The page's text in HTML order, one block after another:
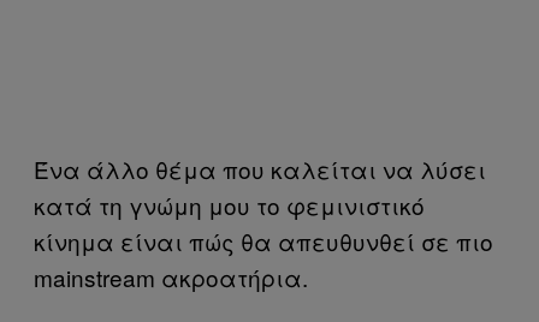
Ένα άλλο θέμα που καλείται να λύσει
κατά τη γνώμη μου το φεμινιστικό
κίνημα είναι πώς θα απευθυνθεί σε πιο
mainstream ακροατήρια.